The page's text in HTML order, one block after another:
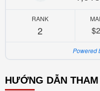
RANK
2
Powered
HƯỚNG DẪN